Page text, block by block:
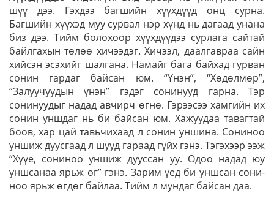
шүү дээ. Гэхдээ багшийн хүүхдүүд онц сурна.
Багшийн хүүхэд муу сурвал нэр хүнд нь дагаад унана
биз дээ. Тийм болохоор хүүхдүүдээ сурлага сайтай
байлгахын төлөө хичээдэг. Хичээл, даалгавраа сайн
хийсэн эсэхийг шалгана. Намайг бага байхад гурван
сонин гардаг байсан юм. “Үнэн”, “Хөдөлмөр”,
“Залуучуудын үнэн” гэдэг сонинууд гарна. Тэр
сонинуудыг надад авчирч өгнө. Гэрээсээ хамгийн их
сонин уншдаг нь би байсан юм. Хажуудаа тавагтай
боов, хар цай тавьчихаад л сонин уншина. Сониноо
уншиж дуусгаад л шууд гараад гүйх гэнэ. Тэгэхээр ээж
“Хүүе, со­ниноо уншиж дууссан уу. Одоо надад юу
унш­са­наа ярьж өг” гэнэ. Зарим үед би уншсан сони­
ноо ярьж өгдөг байлаа. Тийм л мундаг байсан даа.